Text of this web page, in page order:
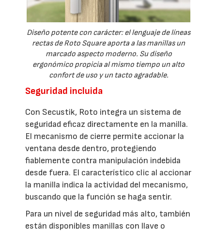
Diseño potente con carácter: el lenguaje de líneas
rectas de Roto Square aporta a las manillas un
marcado aspecto moderno. Su diseño
ergonómico propicia al mismo tiempo un alto
confort de uso y un tacto agradable.
Seguridad incluida
Con Secustik, Roto integra un sistema de
seguridad eficaz directamente en la manilla.
El mecanismo de cierre permite accionar la
ventana desde dentro, protegiendo
fiablemente contra manipulación indebida
desde fuera. El característico clic al accionar
la manilla indica la actividad del mecanismo,
buscando que la función se haga sentir.
Para un nivel de seguridad más alto, también
están disponibles manillas con llave o